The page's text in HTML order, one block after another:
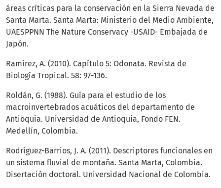
áreas críticas para la conservación en la Sierra Nevada de
Santa Marta. Santa Marta: Ministerio del Medio Ambiente,
UAESPPNN The Nature Conservacy -USAID- Embajada de
Japón.
Ramírez, A. (2010). Capítulo 5: Odonata. Revista de
Biología Tropical. 58: 97-136.
Roldán, G. (1988). Guía para el estudio de los
macroinvertebrados acuáticos del departamento de
Antioquia. Universidad de Antioquia, Fondo FEN.
Medellín, Colombia.
Rodríguez-Barrios, J. A. (2011). Descriptores funcionales en
un sistema fluvial de montaña. Santa Marta, Colombia.
Disertación doctoral. Universidad Nacional de Colombia.